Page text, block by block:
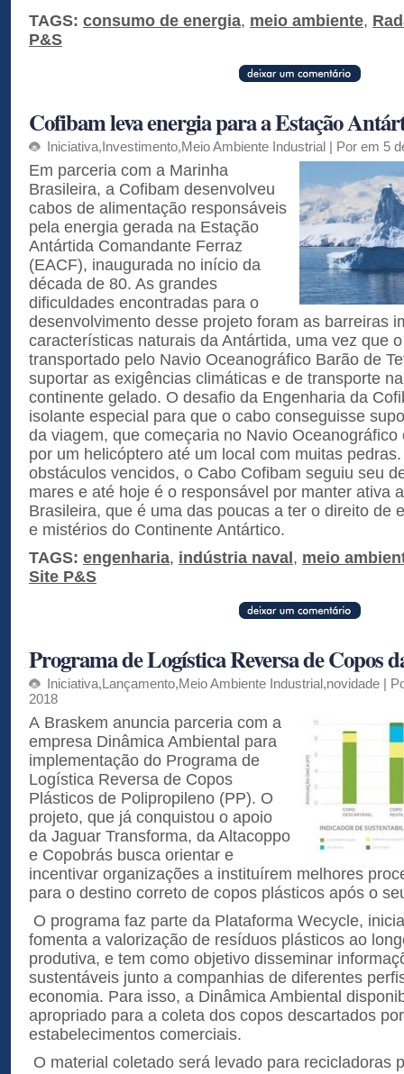
TAGS: consumo de energia, meio ambiente,
P&S
Cofibam leva energia para a Estação
Iniciativa,Investimento,Meio Ambiente Industrial | Por em 5
Em parceria com a Marinha
Brasileira, a Cofibam desenvolveu
cabos de alimentação responsáveis
pela energia gerada na Estação
Antártida Comandante Ferraz
(EACF), inaugurada no início da
década de 80. As grandes
dificuldades encontradas para o
desenvolvimento desse projeto foram as barreiras
características naturais da Antártida, uma vez que
transportado pelo Navio Oceanográfico Barão de
suportar as exigências climáticas e de transporte
continente gelado. O desafio da Engenharia da
isolante especial para que o cabo conseguisse
da viagem, que começaria no Navio
por um helicóptero até um local com muitas
obstáculos vencidos, o Cabo Cofibam seguiu seu
mares e até hoje é o responsável por manter ativa
Brasileira, que é uma das poucas a ter o direito de
e mistérios do Continente Antártico.
TAGS: engenharia, indústria naval, meio
Site P&S
Programa de Logística Reversa de Copos
Iniciativa,Lançamento,Meio Ambiente Industrial,novidade |
2018
A Braskem anuncia parceria com a
empresa Dinâmica Ambiental para
implementação do Programa de
Logística Reversa de Copos
Plásticos de Polipropileno (PP). O
projeto, que já conquistou o apoio
da Jaguar Transforma, da Altacoppo
e Copobrás busca orientar e
incentivar organizações a instituírem melhores
para o destino correto de copos plásticos após o
O programa faz parte da Plataforma Wecycle,
fomenta a valorização de resíduos plásticos ao
produtiva, e tem como objetivo disseminar
sustentáveis junto a companhias de diferentes
economia. Para isso, a Dinâmica Ambiental
apropriado para a coleta dos copos descartados
estabelecimentos comerciais.
O material coletado será levado para recicladoras